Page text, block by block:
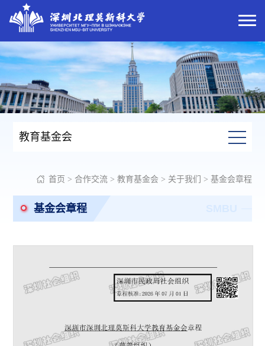
教育基金会
首页 > 合作交流> 教育基金会> 关于我们 > 基金会章程
基金会章程